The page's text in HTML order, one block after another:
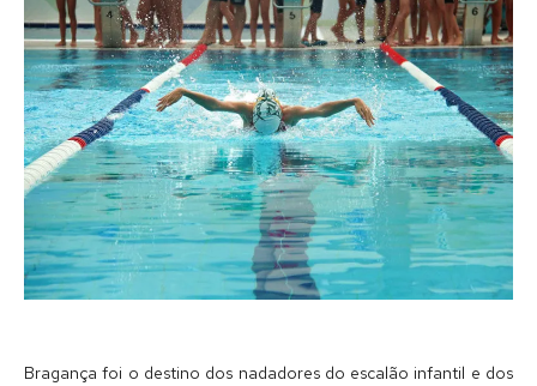
Bragança foi o destino dos nadadores do escalão infantil e dos